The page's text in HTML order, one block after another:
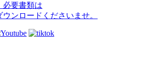
必要書類は
ンロードくださいませ。